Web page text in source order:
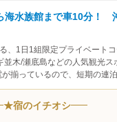
海水族館まで車10分！
、1日1組限定プライベート
木/瀬底島などの人気観光
揃っているので、短期の連
収容人数：最大12名 ベッド
④布団×2組 届出：北保第Ｒ３
★宿のイチオシ